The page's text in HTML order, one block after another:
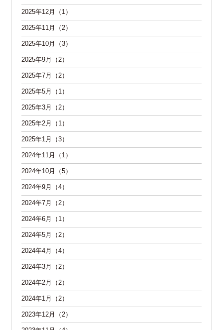
2025年12月（1）
2025年11月（2）
2025年10月（3）
2025年9月（2）
2025年7月（2）
2025年5月（1）
2025年3月（2）
2025年2月（1）
2025年1月（3）
2024年11月（1）
2024年10月（5）
2024年9月（4）
2024年7月（2）
2024年6月（1）
2024年5月（2）
2024年4月（4）
2024年3月（2）
2024年2月（2）
2024年1月（2）
2023年12月（2）